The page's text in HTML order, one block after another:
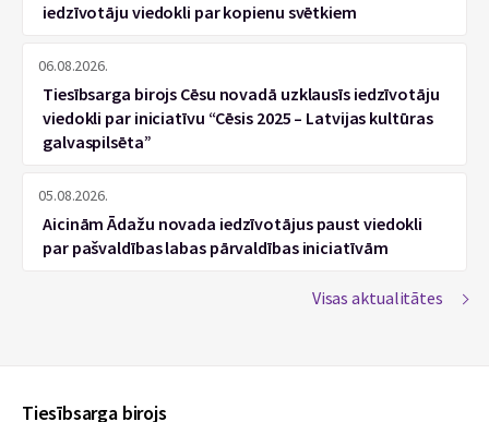
iedzīvotāju viedokli par kopienu svētkiem
06.08.2026.
Tiesībsarga birojs Cēsu novadā uzklausīs iedzīvotāju
viedokli par iniciatīvu “Cēsis 2025 – Latvijas kultūras
galvaspilsēta”
05.08.2026.
Aicinām Ādažu novada iedzīvotājus paust viedokli
par pašvaldības labas pārvaldības iniciatīvām
Visas aktualitātes
Tiesībsarga birojs